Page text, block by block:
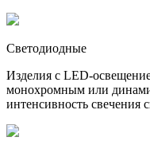
Светодиодные
Изделия с LED-
монохромным или
интенсивность свечения